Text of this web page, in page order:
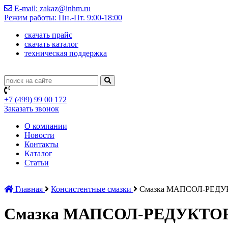
E-mail: zakaz@inhm.ru
Режим работы: Пн.-Пт. 9:00-18:00
cкачать прайс
cкачать каталог
техническая поддержка
+7 (499) 99 00 172
Заказать звонок
О компании
Новости
Контакты
Каталог
Статьи
Главная Консистентные смазки Смазка МАПСОЛ-
Смазка МАПСОЛ-